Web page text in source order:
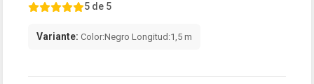
5 de 5
Variante: Color:Negro Longitud:1,5 m